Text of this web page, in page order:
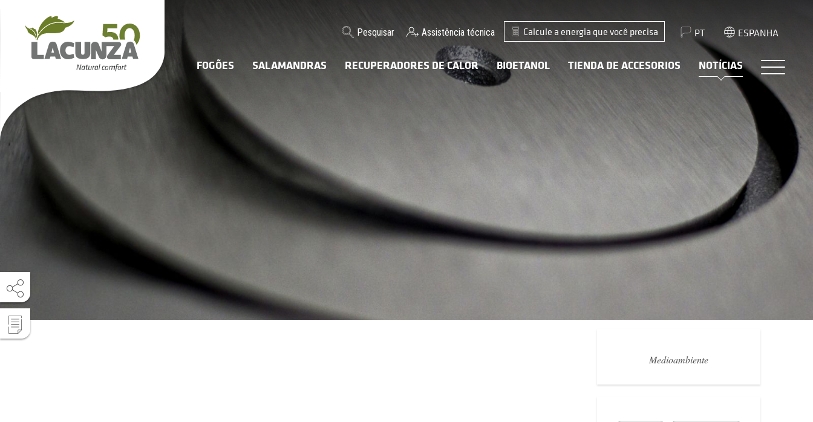
Pesquisar Assistência técnica Calcule a energia que você precisa PT ESPANHA
FOGÕES SALAMANDRAS RECUPERADORES DE CALOR BIOETANOL TIENDA DE ACCESORIOS NOTÍCIAS
Medioambiente